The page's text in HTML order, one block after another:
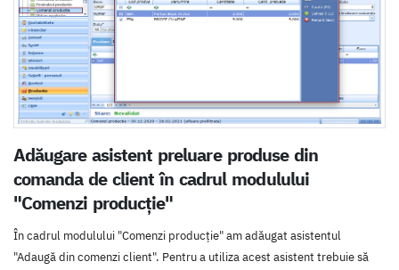
Adăugare asistent preluare produse din
comanda de client în cadrul modulului
"Comenzi producție"
În cadrul modulului "Comenzi producție" am adăugat asistentul
"Adaugă din comenzi client". Pentru a utiliza acest asistent trebuie să